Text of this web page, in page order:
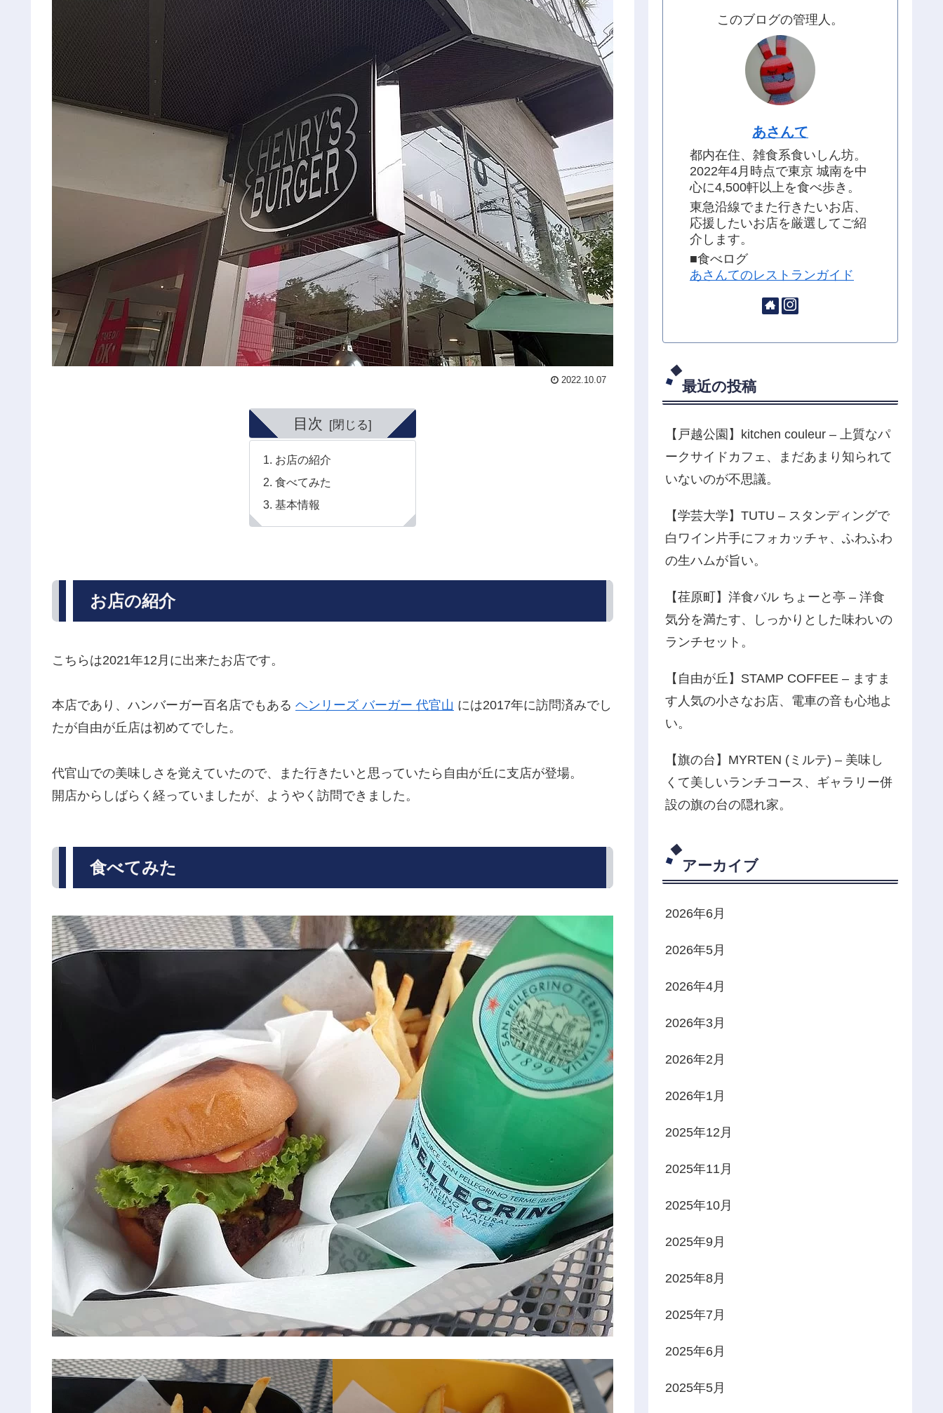
2022.10.07
目次
お店の紹介
食べてみた
基本情報
お店の紹介
こちらは2021年12月に出来たお店です。
本店であり、ハンバーガー百名店でもある ヘンリーズ バーガー 代官山 には2017年に訪問済みでし
たが自由が丘店は初めてでした。
代官山での美味しさを覚えていたので、また行きたいと思っていたら自由が丘に支店が登場。
開店からしばらく経っていましたが、ようやく訪問できました。
食べてみた
このブログの管理人。
あさんて
都内在住、雑食系食いしん坊。
2022年4月時点で東京 城南を中
心に4,500軒以上を食べ歩き。
東急沿線でまた行きたいお店、
応援したいお店を厳選してご紹
介します。
■食べログ
あさんてのレストランガイド
最近の投稿
【戸越公園】kitchen couleur – 上質なパ
ークサイドカフェ、まだあまり知られて
いないのが不思議。
【学芸大学】TUTU – スタンディングで
白ワイン片手にフォカッチャ、ふわふわ
の生ハムが旨い。
【荏原町】洋食バル ちょーと亭 – 洋食
気分を満たす、しっかりとした味わいの
ランチセット。
【自由が丘】STAMP COFFEE – ますま
す人気の小さなお店、電車の音も心地よ
い。
【旗の台】MYRTEN (ミルテ) – 美味し
くて美しいランチコース、ギャラリー併
設の旗の台の隠れ家。
アーカイブ
2026年6月
2026年5月
2026年4月
2026年3月
2026年2月
2026年1月
2025年12月
2025年11月
2025年10月
2025年9月
2025年8月
2025年7月
2025年6月
2025年5月